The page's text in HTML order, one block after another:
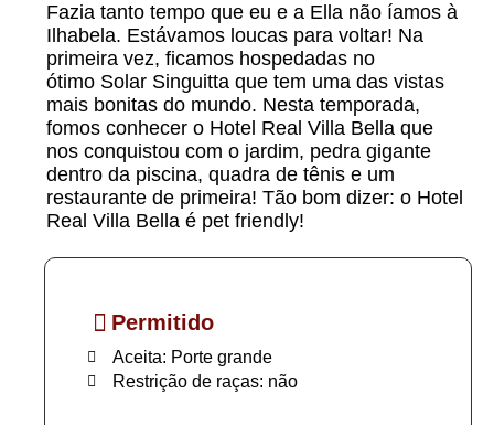
Fazia tanto tempo que eu e a Ella não íamos à
Ilhabela. Estávamos loucas para voltar! Na
primeira vez, ficamos hospedadas no
ótimo Solar Singuitta que tem uma das vistas
mais bonitas do mundo. Nesta temporada,
fomos conhecer o Hotel Real Villa Bella que
nos conquistou com o jardim, pedra gigante
dentro da piscina, quadra de tênis e um
restaurante de primeira! Tão bom dizer: o Hotel
Real Villa Bella é pet friendly!
Permitido
Aceita: Porte grande
Restrição de raças: não